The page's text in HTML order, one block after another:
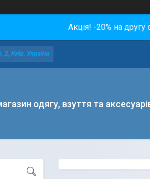
Акція! -20% на
Київ, Україна
одягу, взуття та